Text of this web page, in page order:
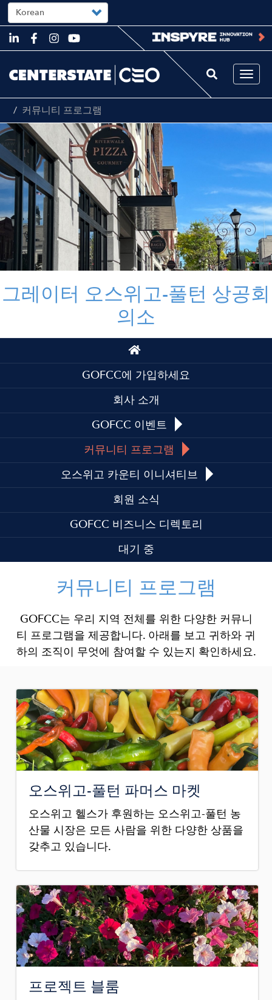
Skip
to
content
Select
your
language
커뮤니티 프로그램
Image
그레이터 오스위고-풀턴 상공회
의소
Top
Top
GOFCC에 가입하세요
회사 소개
GOFCC 이벤트
커뮤니티 프로그램
오스위고 카운티 이니셔티브
회원 소식
GOFCC 비즈니스 디렉토리
대기 중
커뮤니티 프로그램
GOFCC는 우리 지역 전체를 위한 다양한 커뮤니
티 프로그램을 제공합니다. 아래를 보고 귀하와 귀
하의 조직이 무엇에 참여할 수 있는지 확인하세요.
Image
오스위고-풀턴 파머스 마켓
오스위고 헬스가 후원하는 오스위고-풀턴 농
산물 시장은 모든 사람을 위한 다양한 상품을
갖추고 있습니다.
Image
프로젝트 블룸